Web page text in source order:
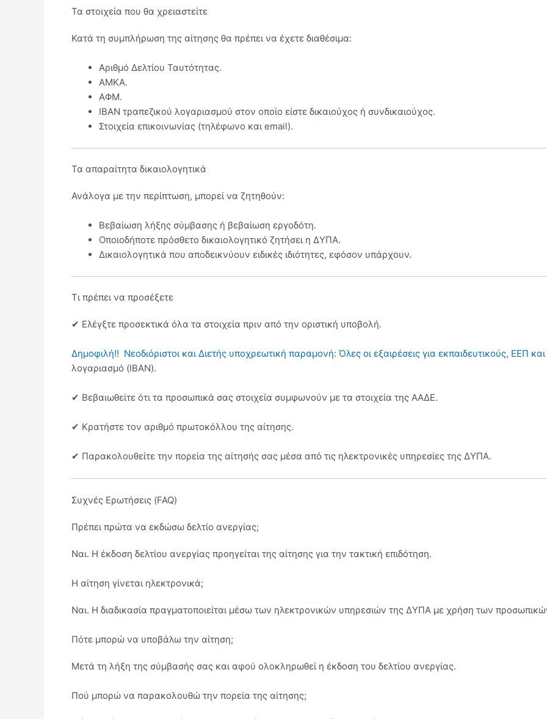
Τα στοιχεία που θα χρειαστείτε
Κατά τη συμπλήρωση της αίτησης θα πρέπει να έχετε διαθέσιμα:
Αριθμό Δελτίου Ταυτότητας.
ΑΜΚΑ.
ΑΦΜ.
ΙΒΑΝ τραπεζικού λογαριασμού στον οποίο είστε δικαιούχος ή συνδικαιούχος.
Στοιχεία επικοινωνίας (τηλέφωνο και email).
Τα απαραίτητα δικαιολογητικά
Ανάλογα με την περίπτωση, μπορεί να ζητηθούν:
Βεβαίωση λήξης σύμβασης ή βεβαίωση εργοδότη.
Οποιοδήποτε πρόσθετο δικαιολογητικό ζητήσει η ΔΥΠΑ.
Δικαιολογητικά που αποδεικνύουν ειδικές ιδιότητες, εφόσον υπάρχουν.
Τι πρέπει να προσέξετε
✔ Ελέγξτε προσεκτικά όλα τα στοιχεία πριν από την οριστική υποβολή.
Δημοφιλή!! Νεοδιόριστοι και Διετής υποχρεωτική παραμονή: Όλες οι εξαιρέσεις για εκπαιδευτικούς, ΕΕΠ
λογαριασμό (IBAN).
✔ Βεβαιωθείτε ότι τα προσωπικά σας στοιχεία συμφωνούν με τα στοιχεία της ΑΑΔΕ.
✔ Κρατήστε τον αριθμό πρωτοκόλλου της αίτησης.
✔ Παρακολουθείτε την πορεία της αίτησής σας μέσα από τις ηλεκτρονικές υπηρεσίες της ΔΥΠΑ.
Συχνές Ερωτήσεις (FAQ)
Πρέπει πρώτα να εκδώσω δελτίο ανεργίας;
Ναι. Η έκδοση δελτίου ανεργίας προηγείται της αίτησης για την τακτική επιδότηση.
Η αίτηση γίνεται ηλεκτρονικά;
Ναι. Η διαδικασία πραγματοποιείται μέσω των ηλεκτρονικών υπηρεσιών της ΔΥΠΑ με χρήση των
Πότε μπορώ να υποβάλω την αίτηση;
Μετά τη λήξη της σύμβασής σας και αφού ολοκληρωθεί η έκδοση του δελτίου ανεργίας.
Πού μπορώ να παρακολουθώ την πορεία της αίτησης;